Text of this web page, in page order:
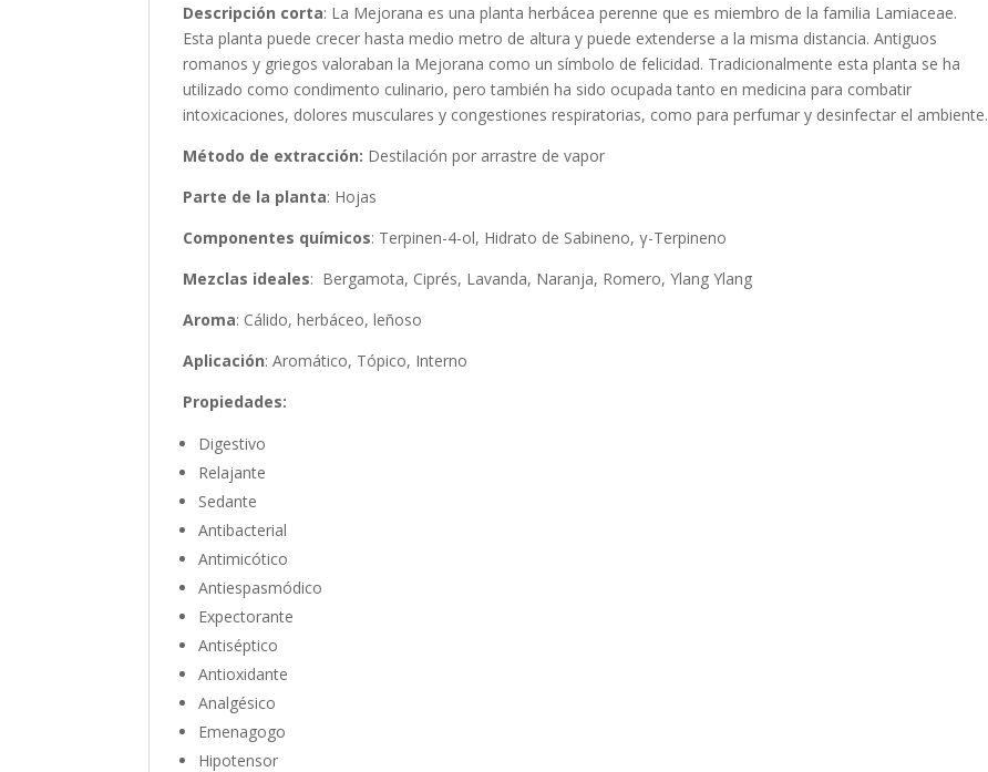
Descripción corta: La Mejorana es una planta herbácea perenne que es miembro de la familia Lamiaceae.
Esta planta puede crecer hasta medio metro de altura y puede extenderse a la misma distancia. Antiguos
romanos y griegos valoraban la Mejorana como un símbolo de felicidad. Tradicionalmente esta planta se ha
utilizado como condimento culinario, pero también ha sido ocupada tanto en medicina para combatir
intoxicaciones, dolores musculares y congestiones respiratorias, como para perfumar y desinfectar el ambiente.
Método de extracción: Destilación por arrastre de vapor
Parte de la planta: Hojas
Componentes químicos: Terpinen-4-ol, Hidrato de Sabineno, γ-Terpineno
Mezclas ideales: Bergamota, Ciprés, Lavanda, Naranja, Romero, Ylang Ylang
Aroma: Cálido, herbáceo, leñoso
Aplicación: Aromático, Tópico, Interno
Propiedades:
Digestivo
Relajante
Sedante
Antibacterial
Antimicótico
Antiespasmódico
Expectorante
Antiséptico
Antioxidante
Analgésico
Emenagogo
Hipotensor